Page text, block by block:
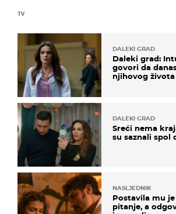
TV
DALEKI GRAD
Daleki grad:
govori da
njihovog života
DALEKI GRAD
Sreći nema
su saznali spol
NASLJEDNIK
Postavila mu je
pitanje, a